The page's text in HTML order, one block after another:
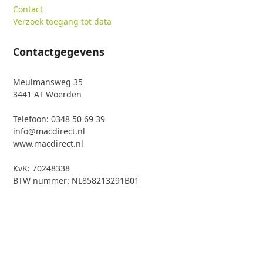
Contact
Verzoek toegang tot data
Contactgegevens
Meulmansweg 35
3441 AT Woerden
Telefoon: 0348 50 69 39
info@macdirect.nl
www.macdirect.nl
KvK: 70248338
BTW nummer: NL858213291B01